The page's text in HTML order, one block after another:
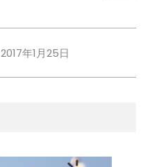
2017年1月25日